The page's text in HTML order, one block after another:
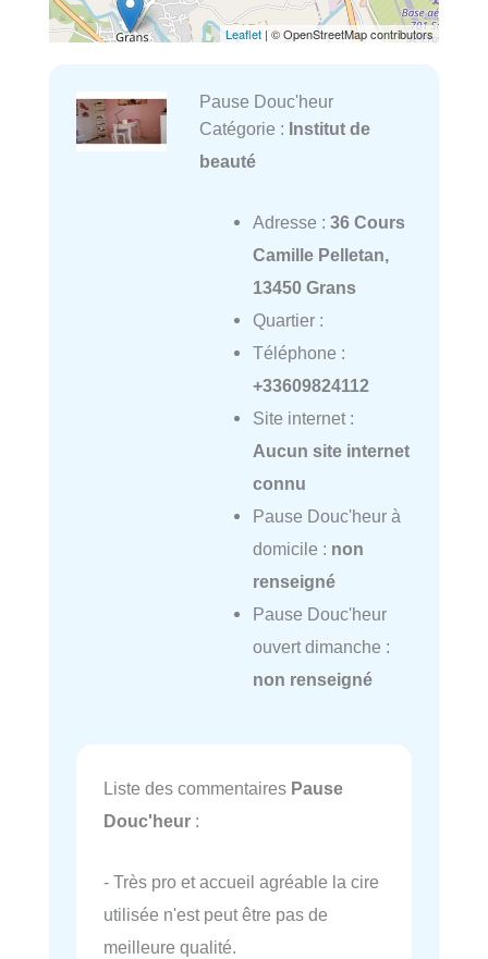
Leaflet | © OpenStreetMap contributors
Pause Douc'heur
Catégorie : Institut de
beauté
Adresse : 36 Cours
Camille Pelletan,
13450 Grans
Quartier :
Téléphone :
+33609824112
Site internet :
Aucun site internet
connu
Pause Douc'heur à
domicile : non
renseigné
Pause Douc'heur
ouvert dimanche :
non renseigné
Liste des commentaires Pause
Douc'heur :
- Très pro et accueil agréable la cire
utilisée n'est peut être pas de
meilleure qualité.